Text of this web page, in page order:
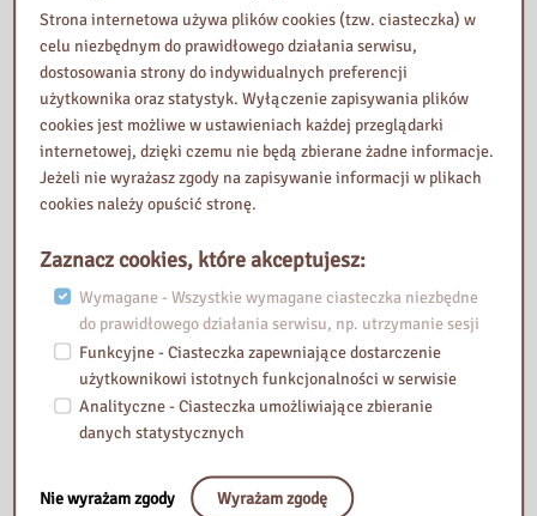
Spośród dziesięciu pozostałych sylwetek, chciałabym wspomnieć o
włoskiej malarce okresu renesansu – Sofonisbie Anguissoli (1532-
1625). Jej obrazy kilka lat temu były prezentowane w Muzeum
Narodowym w Warszawie. Życie Sofonisby to materiał na
intrygujący film przygodowy, a może nawet serial! Zaczynała jako
córka malarza, który nie miał pieniędzy na posag dla niej i sióstr.
Później została przyjaciółką królowej Hiszpanii, Elżbiety
Walezjuszki. Cieszyła się sympatią i poważaniem papieża i
Książkę czyta się jednym tchem. Małgorzata Czyńska porywa nas
swoją opowieścią
i rozszerza naszą wiedzę o sztuce i o ludziach sztuki.
Przeczytała i poleca
Jolanta Przybylska
Wydział Opracowania Zbiorów Zwartych i Specjalnych
Strona internetowa używa plików cookies (tzw. ciasteczka) w
celu niezbędnym do prawidłowego działania serwisu,
dostosowania strony do indywidualnych preferencji
użytkownika oraz statystyk. Wyłączenie zapisywania plików
cookies jest możliwe w ustawieniach każdej przeglądarki
internetowej, dzięki czemu nie będą zbierane żadne informacje.
Jeżeli nie wyrażasz zgody na zapisywanie informacji w plikach
cookies należy opuścić stronę.
Zaznacz cookies, które akceptujesz:
Wymagane - Wszystkie wymagane ciasteczka niezbędne
do prawidłowego działania serwisu, np. utrzymanie sesji
Funkcyjne - Ciasteczka zapewniające dostarczenie
użytkownikowi istotnych funkcjonalności w serwisie
Analityczne - Ciasteczka umożliwiające zbieranie
danych statystycznych
Nie wyrażam zgody Wyrażam zgodę